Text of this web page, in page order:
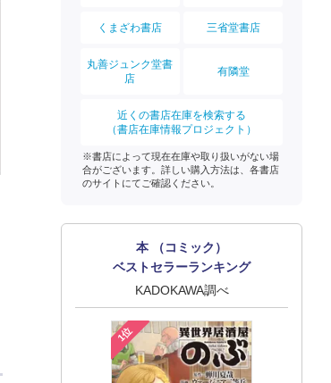
くまざわ書店 三省堂書店
丸善ジュンク堂書
店
有隣堂
近くの書店在庫を検索する
（書店在庫情報プロジェクト）
※書店によって現在在庫や取り扱いがない場
合がございます。詳しい購入方法は、各書店
のサイトにてご確認ください。
本 （コミック）
ベストセラーランキング
KADOKAWA調べ
1位